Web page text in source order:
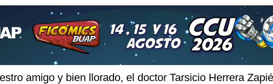
amigo y bien llorado, el doctor Tarsicio Herrera